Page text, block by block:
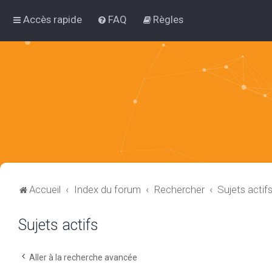
Accès rapide FAQ Règles
Accueil Index du forum Rechercher Sujets
Sujets actifs
Aller à la recherche avancée